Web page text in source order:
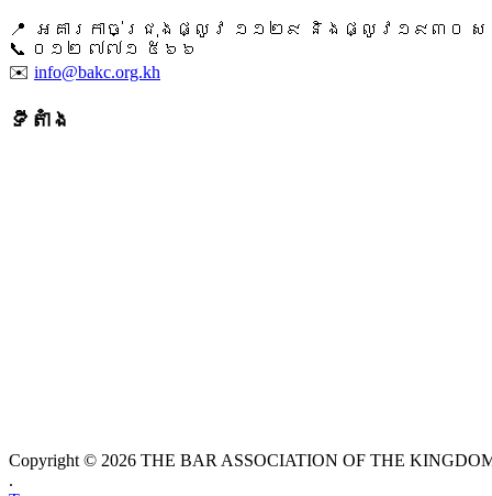
📍 អគារកាច់ជ្រុងផ្លូវ ១១២៩ និងផ្លូវ១៩៣០ ស
📞 ​០១២ ៧៧១ ៥៦៦
✉️ info@bakc.org.kh
ទីតាំង
Copyright © 2026 THE BAR ASSOCIATION OF THE
.